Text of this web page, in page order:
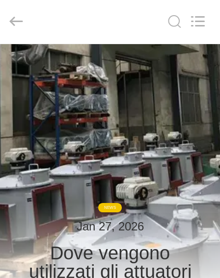
CASA
PRODOTTI
MOSTRA
VR
CIRCA
NOI
GIRO
DELLA
FABBRICA
CONTROLLO
Corporation
Limited.
NEWS
Jan 27, 2026
Dove vengono
utilizzati gli attuatori